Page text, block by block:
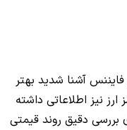
فایننس آشنا شدید بهتر
نیز اطلاعاتی داشته
بررسی دقیق روند قیمتی